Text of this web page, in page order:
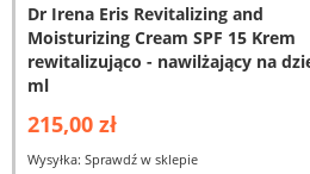
Dr Irena Eris Revitalizing and
Moisturizing Cream SPF 15 Krem
rewitalizująco - nawilżający na
ml
215,00 zł
Wysyłka: Sprawdź w sklepie